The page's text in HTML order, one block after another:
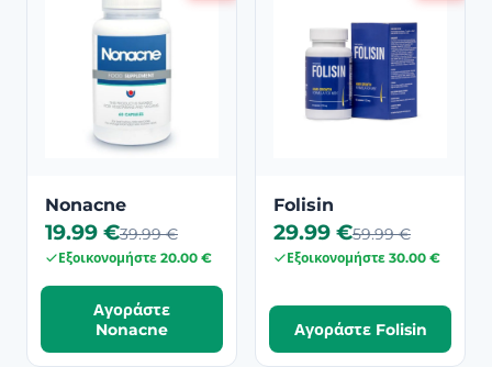
Nonacne
19.99 €39.99 €
Εξοικονομήστε 20.00 €
Αγοράστε
Nonacne
Folisin
29.99 €59.99 €
Εξοικονομήστε 30.00 €
Αγοράστε Folisin